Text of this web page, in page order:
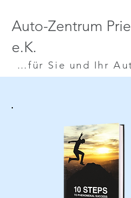
Auto-Zentrum
e.K.
…für Sie und Ihr